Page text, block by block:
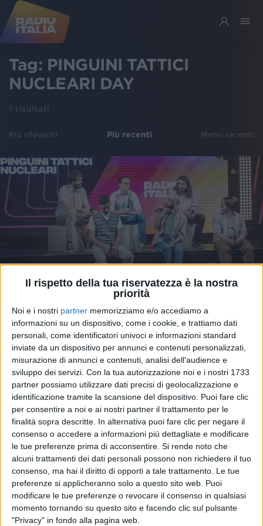
Il rispetto della tua riservatezza è la nostra
priorità
Noi e i nostri partner memorizziamo e/o accediamo a
informazioni su un dispositivo, come i cookie, e trattiamo dati
personali, come identificatori univoci e informazioni standard
inviate da un dispositivo per annunci e contenuti personalizzati,
misurazione di annunci e contenuti, analisi dell'audience e
sviluppo dei servizi. Con la tua autorizzazione noi e i nostri 1733
partner possiamo utilizzare dati precisi di geolocalizzazione e
identificazione tramite la scansione del dispositivo. Puoi fare clic
per consentire a noi e ai nostri partner il trattamento per le
finalità sopra descritte. In alternativa puoi fare clic per negare il
consenso o accedere a informazioni più dettagliate e modificare
le tue preferenze prima di acconsentire. Si rende noto che
alcuni trattamenti dei dati personali possono non richiedere il tuo
consenso, ma hai il diritto di opporti a tale trattamento. Le tue
preferenze si applicheranno solo a questo sito web. Puoi
modificare le tue preferenze o revocare il consenso in qualsiasi
momento tornando su questo sito e facendo clic sul pulsante
"Privacy" in fondo alla pagina web.
Tag: PINGUINI TATTICI
NUCLEARI DAY
1 risultati
Più rilevanti Più recenti Meno recenti
#PTNDAY 01 giu 2021
Pinguini Tattici Nucleari Day: “Sogniamo
una carriera come Vasco o Laura”
Nella giornata dedicata a loro da Radio Italia e Il
Corriere della Sera, la band ripercorre la sua storia,
dagli inizi fino al successo e allo stop per il
lockdown. “L’amore va urlato e mai taciuto!”,
ribadiscono sul palco del Reward Music Place
riprendendo il significato delle loro canzoni.
di Andrea Basso